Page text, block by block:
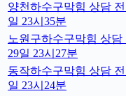
양천하수구막힘 상담
일 23시35분
노원구하수구막힘 상담
29일 23시27분
동작하수구막힘 상담
일 23시24분